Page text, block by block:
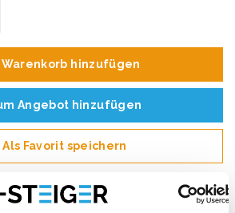
Warenkorb hinzufügen
Angebot hinzufügen
Als Favorit speichern